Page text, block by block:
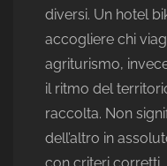
diversi. Un hotel
accogliere chi
agriturismo,
il ritmo del
raccolta. Non
dell’altro in